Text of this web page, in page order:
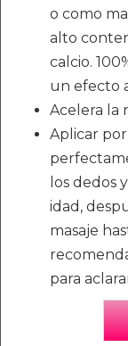
o como
alto
calcio.
un efecto
Acelera la
Aplicar
los dedos
idad,
masaje
para